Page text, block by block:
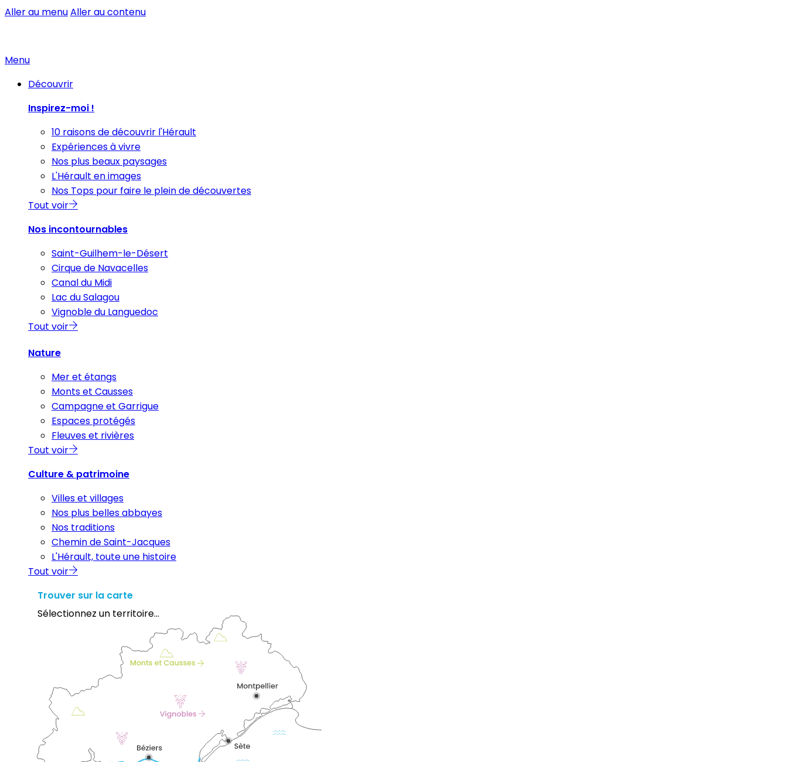
Aller au menuAller au contenu
Menu
Découvrir
Inspirez-moi !
10 raisons de découvrir l'Hérault
Expériences à vivre
Nos plus beaux paysages
L'Hérault en images
Nos Tops pour faire le plein de découvertes
Tout voir
Nos incontournables
Saint-Guilhem-le-Désert
Cirque de Navacelles
Canal du Midi
Lac du Salagou
Vignoble du Languedoc
Tout voir
Nature
Mer et étangs
Monts et Causses
Campagne et Garrigue
Espaces protégés
Fleuves et rivières
Tout voir
Culture & patrimoine
Villes et villages
Nos plus belles abbayes
Nos traditions
Chemin de Saint-Jacques
L'Hérault, toute une histoire
Tout voir
Trouver sur la carte
Sélectionnez un territoire...